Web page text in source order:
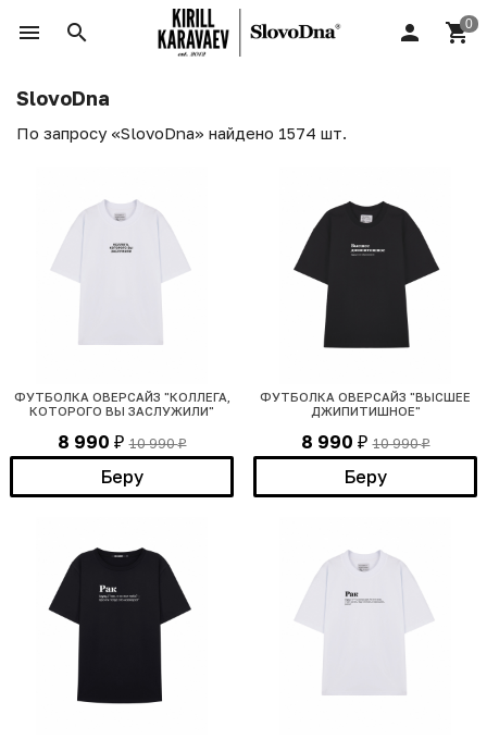
SlovoDna
По запросу «SlovoDna» найдено 1574 шт.
ФУТБОЛКА ОВЕРСАЙЗ "КОЛЛЕГА,
КОТОРОГО ВЫ ЗАСЛУЖИЛИ"
8 990 ₽ 10 990₽
Беру
ФУТБОЛКА ОВЕРСАЙЗ "ВЫСШЕЕ
ДЖИПИТИШНОЕ"
8 990 ₽ 10 990₽
Беру